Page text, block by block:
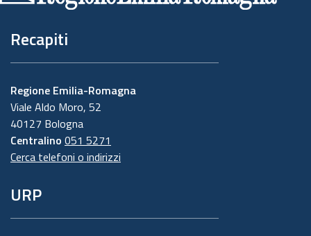
Recapiti
Regione Emilia-Romagna
Viale Aldo Moro, 52
40127 Bologna
Centralino 051 5271
Cerca telefoni o indirizzi
URP